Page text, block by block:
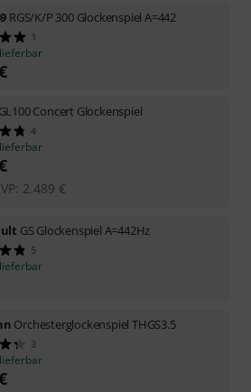
RGS/K/P 300 Glockenspiel A=442
1
Concert Glockenspiel
4
2.489 €
GS Glockenspiel A=442Hz
5
Orchesterglockenspiel THGS3.5
3